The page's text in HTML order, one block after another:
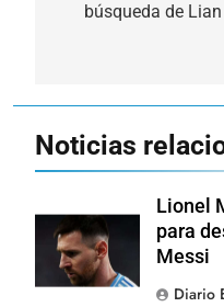
búsqueda de Lian
Noticias
Lionel
para
Messi
Diario